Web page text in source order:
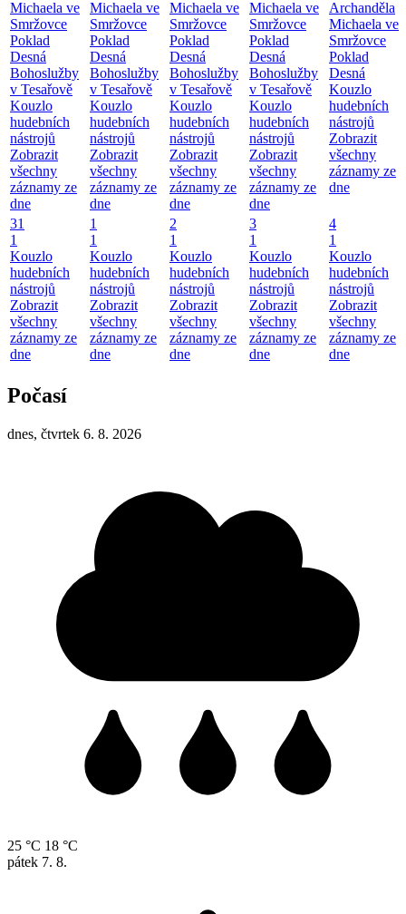
Michaela ve
Smržovce
Poklad
Desná
Bohoslužby
v Tesařově
Kouzlo
hudebních
nástrojů
Zobrazit
všechny
záznamy ze
dne
Michaela ve
Smržovce
Poklad
Desná
Bohoslužby
v Tesařově
Kouzlo
hudebních
nástrojů
Zobrazit
všechny
záznamy ze
dne
Michaela ve
Smržovce
Poklad
Desná
Bohoslužby
v Tesařově
Kouzlo
hudebních
nástrojů
Zobrazit
všechny
záznamy ze
dne
Michaela ve
Smržovce
Poklad
Desná
Bohoslužby
v Tesařově
Kouzlo
hudebních
nástrojů
Zobrazit
všechny
záznamy ze
dne
Archanděla
Michaela ve
Smržovce
Poklad
Desná
Kouzlo
hudebních
nástrojů
Zobrazit
všechny
záznamy ze
dne
31
1
Kouzlo
hudebních
nástrojů
Zobrazit
všechny
záznamy ze
dne
1
1
Kouzlo
hudebních
nástrojů
Zobrazit
všechny
záznamy ze
dne
2
1
Kouzlo
hudebních
nástrojů
Zobrazit
všechny
záznamy ze
dne
3
1
Kouzlo
hudebních
nástrojů
Zobrazit
všechny
záznamy ze
dne
4
1
Kouzlo
hudebních
nástrojů
Zobrazit
všechny
záznamy ze
dne
Počasí
dnes, čtvrtek 6. 8. 2026
25 °C 18 °C
pátek 7. 8.